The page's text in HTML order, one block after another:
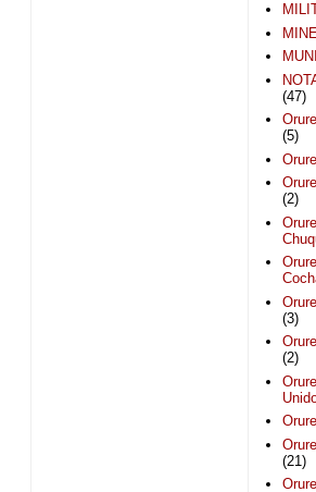
(47)
(5)
(2)
(3)
(2)
(21)